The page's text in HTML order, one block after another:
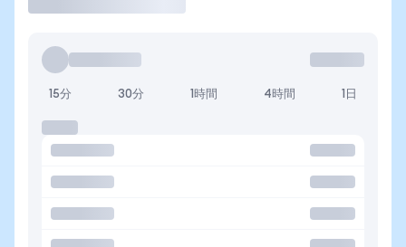
15分 30分 1時間 4時間 1日